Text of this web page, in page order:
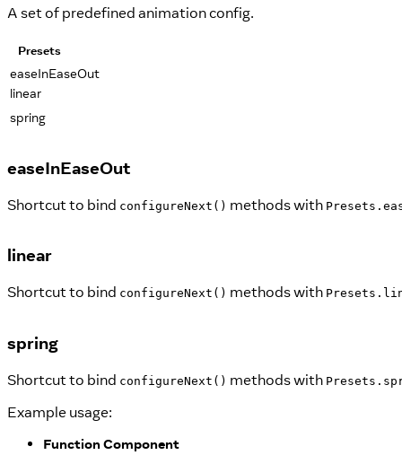
A set of predefined animation config.
Presets
easeInEaseOut
linear
spring
easeInEaseOut
Shortcut to bind configureNext() methods with
linear
Shortcut to bind configureNext() methods with
spring
Shortcut to bind configureNext() methods with
Example usage:
Function Component